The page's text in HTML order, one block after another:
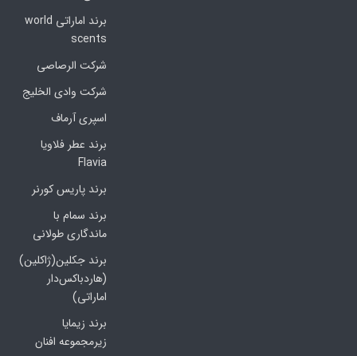
برند اماراتی world
scents
شرکت الرصاصی
شرکت وادی الخلیج
اسپری آرماف
برند عطر فلاویا
Flavia
برند پاریس کورنر
برند سمام با
ماندگاری طولانی
برند جکلین(ژاکلین)
(هاردباکس‌دار
اماراتی)
برند زیمایا
زیرمجموعه افنان